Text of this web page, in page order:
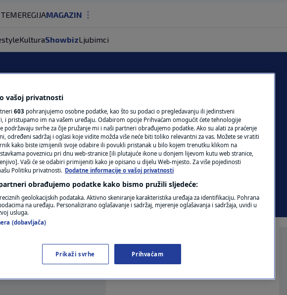
TEMEREGIJAMAGAZIN
KOLUMNE
N1(DIS)INFO
FOTO
VIDEO
KulturaShowbizLjubimci
gradovi mogli biti
Bugarske rivijere, evo gdje bi se moglo održati 71.
vašoj privatnosti
603 pohranjujemo osobne podatke, kao što su podaci o pregledavanju ili jedinstveni
i pristupamo im na vašem uređaju. Odabirom opcije Prihvaćam omogućit ćete tehnologije
podržavaju svrhe za čije pružanje mi i naši partneri obrađujemo podatke. Ako su alati za praćenje
određeni sadržaj i oglasi koje vidite možda više neće biti toliko relevantni za vas. Možete se vratiti
kako biste izmijenili svoje odabire ili povukli pristanak u bilo kojem trenutku klikom na
poveznicu pri dnu web-stranice [ili plutajuće ikone u donjem lijevom kutu web stranice,
Vaši će se odabiri primijeniti kako je opisano u dijelu Web-mjesto. Za više pojedinosti
Politiku privatnosti. Dodatne informacije o vašoj privatnosti
obrađujemo podatke kako bismo pružili sljedeće:
geolokacijskih podataka. Aktivno skeniranje karakteristika uređaja za identifikaciju. Pohrana
na uređaju. Personalizirano oglašavanje i sadržaj, mjerenje oglašavanja i sadržaja, uvidi u
usluga.
(dobavljača)
Prikaži svrhe Prihvaćam